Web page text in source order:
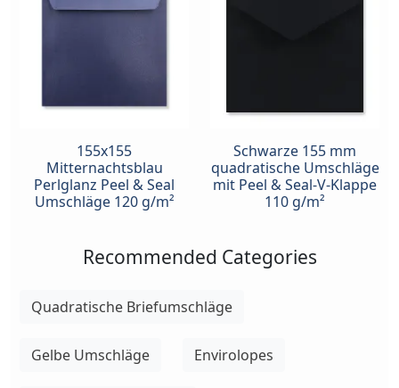
155x155
Mitternachtsblau
Perlglanz Peel & Seal
Umschläge 120 g/m²
Schwarze 155 mm
quadratische Umschläge
mit Peel & Seal-V-Klappe
110 g/m²
Recommended Categories
Quadratische Briefumschläge
Gelbe Umschläge Envirolopes